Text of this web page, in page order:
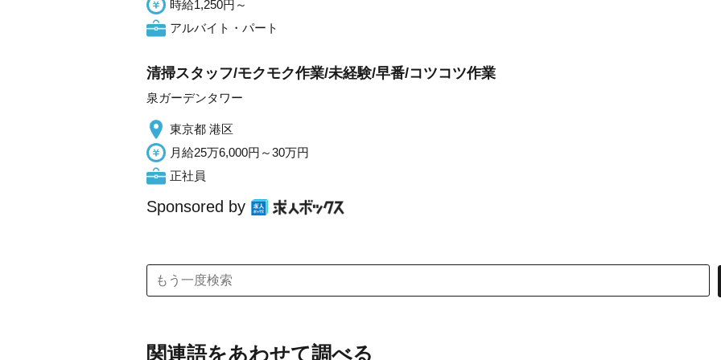
時給1,250円～
アルバイト・パート
清掃スタッフ/モクモク作業/未経験/早番/コツコツ作業
泉ガーデンタワー
東京都 港区
月給25万6,000円～30万円
正社員
Sponsored by
関連語をあわせて調べる